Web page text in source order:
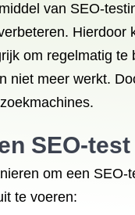
van SEO-
om regelmatig
niet meer werkt.
SEO-test
om een
te voeren: